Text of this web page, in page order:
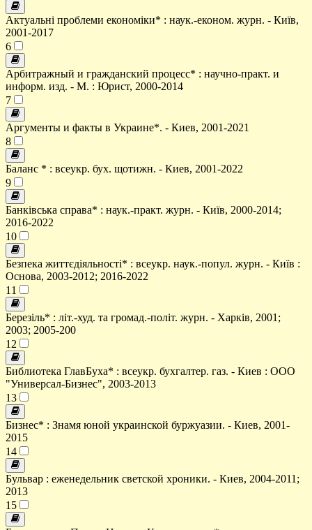
Актуальні проблеми економіки* : наук.-економ. журн. - Київ,
2001-2017
6
Арбитражный и гражданский процесс* : научно-практ. и
информ. изд. - М. : Юрист, 2000-2014
7
Аргументы и факты в Украине*. - Киев, 2001-2021
8
Баланс * : всеукр. бух. щотижн. - Киев, 2001-2022
9
Банківська справа* : наук.-практ. журн. - Київ, 2000-2014;
2016-2022
10
Безпека життєдіяльності* : всеукр. наук.-попул. журн. - Київ :
Основа, 2003-2012; 2016-2022
11
Березіль* : літ.-худ. та громад.-політ. журн. - Харків, 2001;
2003; 2005-200
12
Библиотека ГлавБуха* : всеукр. бухгалтер. газ. - Киев : ООО
"Универсал-Бизнес", 2003-2013
13
Бизнес* : Знамя юной украинской буржуазии. - Киев, 2001-
2015
14
Бульвар : еженедельник светской хроники. - Киев, 2004-2011;
2013
15